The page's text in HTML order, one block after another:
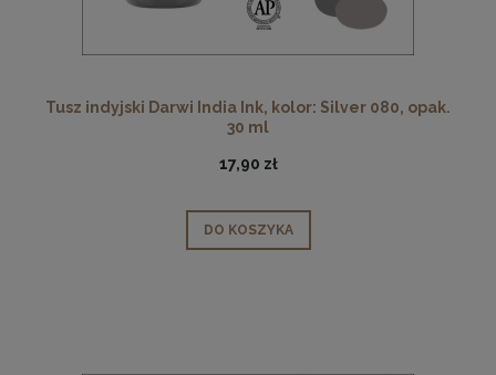
Tusz indyjski Darwi India Ink, kolor: Silver 080, opak.
30 ml
17,90 zł
DO KOSZYKA